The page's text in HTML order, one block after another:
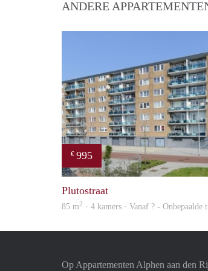
ANDERE
€ 995
Plutostraat
85 m2 · 4 kamers · Vanaf ? - Onbepaalde
Op Appartementen Alphen aan den